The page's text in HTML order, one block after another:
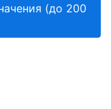
(до 200